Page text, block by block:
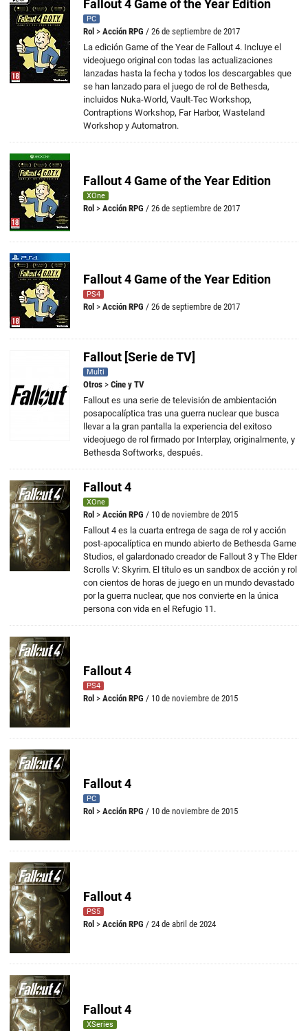
Fallout 4 Game of the Year Edition
PC
Rol > Acción RPG / 26 de septiembre de 2017
La edición Game of the Year de Fallout 4. Incluye el
videojuego original con todas las actualizaciones
lanzadas hasta la fecha y todos los descargables que
se han lanzado para el juego de rol de Bethesda,
incluidos Nuka-World, Vault-Tec Workshop,
Contraptions Workshop, Far Harbor, Wasteland
Workshop y Automatron.
Fallout 4 Game of the Year Edition
XOne
Rol > Acción RPG / 26 de septiembre de 2017
Fallout 4 Game of the Year Edition
PS4
Rol > Acción RPG / 26 de septiembre de 2017
Fallout [Serie de TV]
Multi
Otros > Cine y TV
Fallout es una serie de televisión de ambientación
posapocalíptica tras una guerra nuclear que busca
llevar a la gran pantalla la experiencia del exitoso
videojuego de rol firmado por Interplay, originalmente, y
Bethesda Softworks, después.
Fallout 4
XOne
Rol > Acción RPG / 10 de noviembre de 2015
Fallout 4 es la cuarta entrega de saga de rol y acción
post-apocalíptica en mundo abierto de Bethesda Game
Studios, el galardonado creador de Fallout 3 y The Elder
Scrolls V: Skyrim. El título es un sandbox de acción y rol
con cientos de horas de juego en un mundo devastado
por la guerra nuclear, que nos convierte en la única
persona con vida en el Refugio 11.
Fallout 4
PS4
Rol > Acción RPG / 10 de noviembre de 2015
Fallout 4
PC
Rol > Acción RPG / 10 de noviembre de 2015
Fallout 4
PS5
Rol > Acción RPG / 24 de abril de 2024
Fallout 4
XSeries